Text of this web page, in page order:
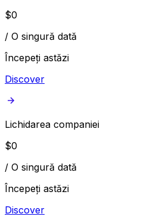
$0
/ O singură dată
Începeți astăzi
Discover
Lichidarea companiei
$0
/ O singură dată
Începeți astăzi
Discover